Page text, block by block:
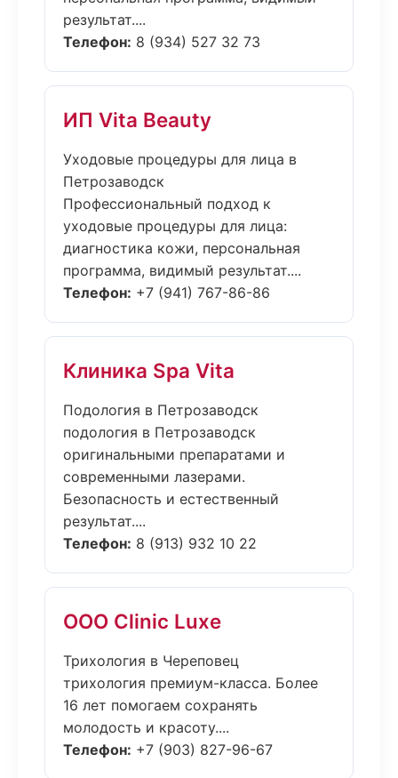
результат....
Телефон: 8 (934) 527 32 73
ИП Vita Beauty
Уходовые процедуры для лица в
Петрозаводск
Профессиональный подход к
уходовые процедуры для лица:
диагностика кожи, персональная
программа, видимый результат....
Телефон: +7 (941) 767-86-86
Клиника Spa Vita
Подология в Петрозаводск
подология в Петрозаводск
оригинальными препаратами и
современными лазерами.
Безопасность и естественный
результат....
Телефон: 8 (913) 932 10 22
ООО Clinic Luxe
Трихология в Череповец
трихология премиум-класса. Более
16 лет помогаем сохранять
молодость и красоту....
Телефон: +7 (903) 827-96-67